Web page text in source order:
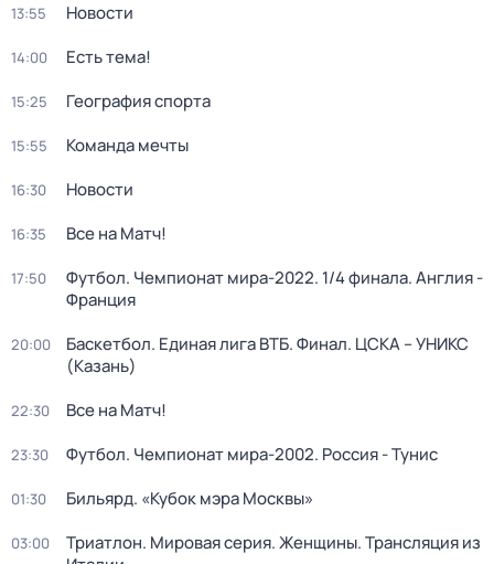
13:55 Новости
14:00 Есть тема!
15:25 География спорта
15:55 Команда мечты
16:30 Новости
16:35 Все на Матч!
17:50
Футбол. Чемпионат мира-2022. 1/4 финала. Англия -
Франция
20:00
Баскетбол. Единая лига ВТБ. Финал. ЦСКА – УНИКС
(Казань)
22:30 Все на Матч!
23:30 Футбол. Чемпионат мира-2002. Россия - Тунис
01:30 Бильярд. «Кубок мэра Москвы»
03:00
Триатлон. Мировая серия. Женщины. Трансляция из